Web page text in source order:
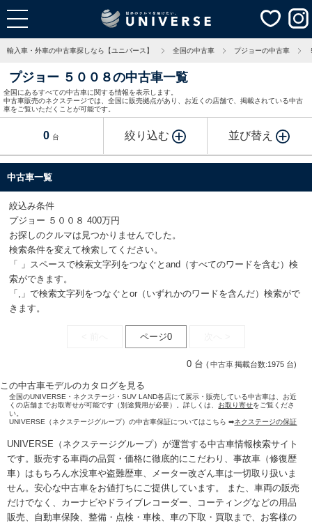
輸入車・外車の中古車探しなら【ユニバース】 全国の中古車 プジョーの中古車
プジョー ５００８の中古車一覧
全国にあるすべての中古車に関する情報を表示します。
中古車販売のネクステージでは、全国に販売拠点があり、お近くの店舗で、掲載されている中古
車をご覧いただくことが可能です。
0 台 絞り込む 並び替え
中古車一覧
絞込み条件
プジョー ５００８ 400万円
お探しのクルマは見つかりませんでした。
検索条件を変えて検索してください。
「 」スペースで検索文字列をつなぐとand（すべてのワードを含む）検
索ができます。
「,」で検索文字列をつなぐとor（いずれかのワードを含んだ）検索がで
きます。
ページ0
0 台 (中古車掲載台数:1975 台)
この中古車モデルのカタログを見る
全国のUNIVERSE・ネクステージ・SUV LAND各店にて展示・販売している中古車は、お近
くの店舗までお取寄せが可能です（別途費用が必要）。詳しくは、 お取り寄せをご覧くださ
い。
UNIVERSE（ネクステージグループ）の中古車保証についてはこちら ➡ネクステージの保証
UNIVERSE（ネクステージグループ）が運営する中古車情報検索サイト
です。販売する車両の品質・価格に徹底的にこだわり、事故車（修復歴
車）はもちろん水没車や盗難歴車、メーター改ざん車は一切取り扱いま
せん。安心な中古車をお値打ちにご提供しています。 また、車両の販売
だけでなく、カーナビやドライブレコーダー、コーティングなどの用品
販売、自動車保険、整備・点検・車検、車の下取・買取まで、お客様の